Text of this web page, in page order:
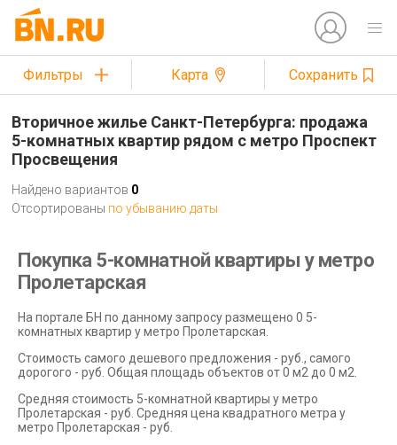
Фильтры Карта Сохранить
Вторичное жилье Санкт-Петербурга: продажа
5-комнатных квартир рядом с метро Проспект
Просвещения
Найдено вариантов 0
Отсортированы по убыванию даты
Покупка 5-комнатной квартиры у метро
Пролетарская
На портале БН по данному запросу размещено 0 5-
комнатных квартир у метро Пролетарская.
Стоимость самого дешевого предложения - руб., самого
дорогого - руб. Общая площадь объектов от 0 м2 до 0 м2.
Средняя стоимость 5-комнатной квартиры у метро
Пролетарская - руб. Средняя цена квадратного метра у
метро Пролетарская - руб.